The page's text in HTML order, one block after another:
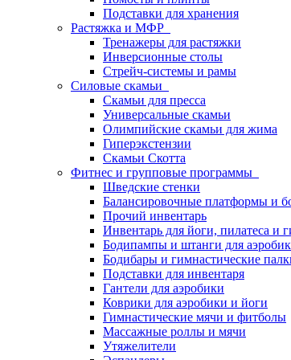
Подставки для хранения
Растяжка и МФР
Тренажеры для растяжки
Инверсионные столы
Стрейч-системы и рамы
Силовые скамьи
Скамьи для пресса
Универсальные скамьи
Олимпийские скамьи для жима
Гиперэкстензии
Скамьи Скотта
Фитнес и групповые программы
Шведские стенки
Балансировочные платформы и
Прочий инвентарь
Инвентарь для йоги, пилатеса и
Бодипампы и штанги для
Бодибары и гимнастические
Подставки для инвентаря
Гантели для аэробики
Коврики для аэробики и йоги
Гимнастические мячи и фитболы
Массажные роллы и мячи
Утяжелители